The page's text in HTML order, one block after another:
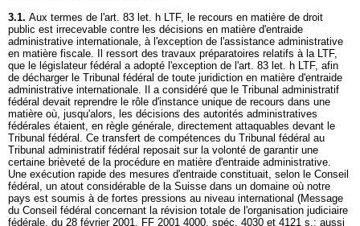
3.1. Aux termes de l'art. 83 let. h LTF, le recours en matière de droit
public est irrecevable contre les décisions en matière d'entraide
administrative internationale, à l'exception de l'assistance administrative
en matière fiscale. Il ressort des travaux préparatoires relatifs à la LTF,
que le législateur fédéral a adopté l'exception de l'art. 83 let. h LTF, afin
de décharger le Tribunal fédéral de toute juridiction en matière d'entraide
administrative internationale. Il a considéré que le Tribunal administratif
fédéral devait reprendre le rôle d'instance unique de recours dans une
matière où, jusqu'alors, les décisions des autorités administratives
fédérales étaient, en règle générale, directement attaquables devant le
Tribunal fédéral. Ce transfert de compétences du Tribunal fédéral au
Tribunal administratif fédéral reposait sur la volonté de garantir une
certaine brièveté de la procédure en matière d'entraide administrative.
Une exécution rapide des mesures d'entraide constituait, selon le Conseil
fédéral, un atout considérable de la Suisse dans un domaine où notre
pays est soumis à de fortes pressions au niveau international (Message
du Conseil fédéral concernant la révision totale de l'organisation judiciaire
fédérale, du 28 février 2001, FF 2001 4000, spéc. 4030 et 4121 s.; aussi